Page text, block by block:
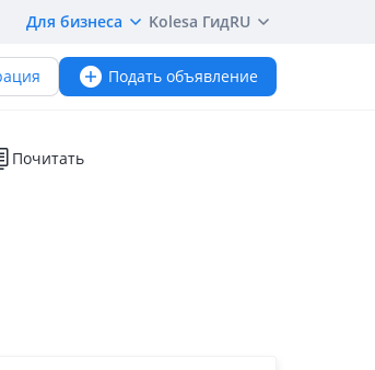
Для бизнеса Kolesa ГидRU
Подать объявление
Почитать